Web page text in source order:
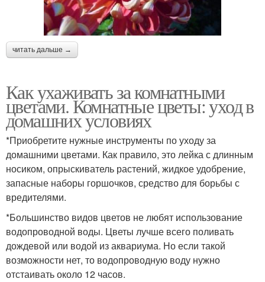
читать дальше →
Как ухаживать за комнатными
цветами. Комнатные цветы: уход в
домашних условиях
*Приобретите нужные инструменты по уходу за
домашними цветами. Как правило, это лейка с длинным
носиком, опрыскиватель растений, жидкое удобрение,
запасные наборы горшочков, средство для борьбы с
вредителями.
*Большинство видов цветов не любят использование
водопроводной воды. Цветы лучше всего поливать
дождевой или водой из аквариума. Но если такой
возможности нет, то водопроводную воду нужно
отстаивать около 12 часов.